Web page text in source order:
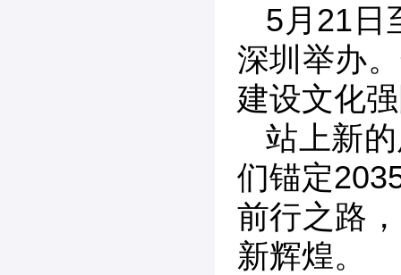
5月21日
深圳举办
建设文化
站上新
们锚定
前行之路
新辉煌。